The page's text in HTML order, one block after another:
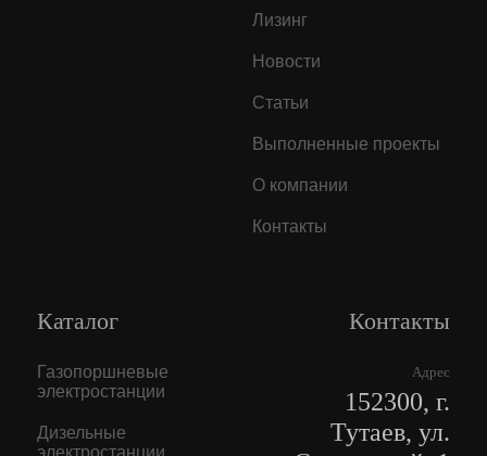
Лизинг
Новости
Статьи
Выполненные проекты
О компании
Контакты
Каталог
Газопоршневые
электростанции
Дизельные
электростанции
Контакты
Адрес
152300, г.
Тутаев, ул.